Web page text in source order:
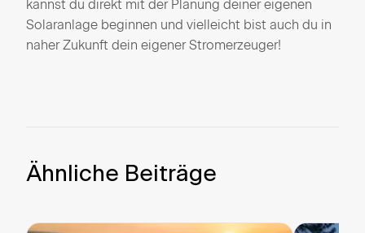
kannst du direkt mit der Planung deiner eigenen
Solaranlage beginnen und vielleicht bist auch du in
naher Zukunft dein eigener Stromerzeuger!
Ähnliche Beiträge